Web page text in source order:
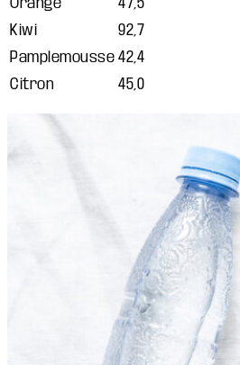
Kiwi
92,7
Pamplemousse 42,4
Citron
45,0